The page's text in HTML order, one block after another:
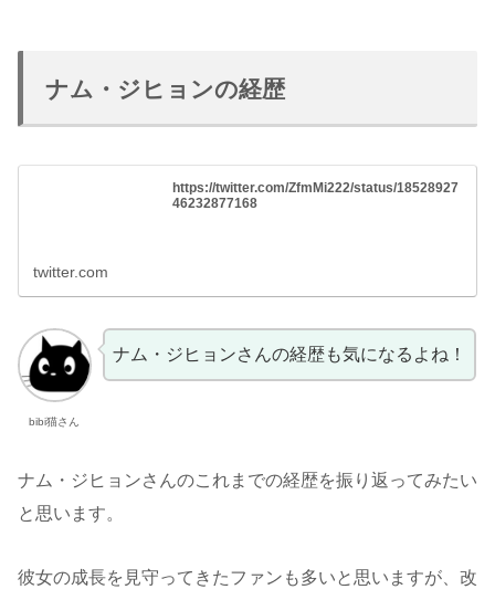
ナム・ジヒョンの経歴
https://twitter.com/ZfmMi222/status/18528927
46232877168
twitter.com
bibi猫さん
ナム・ジヒョンさんの経歴も気になるよね！
ナム・ジヒョンさんのこれまでの経歴を振り返ってみたい
と思います。
彼女の成長を見守ってきたファンも多いと思いますが、改